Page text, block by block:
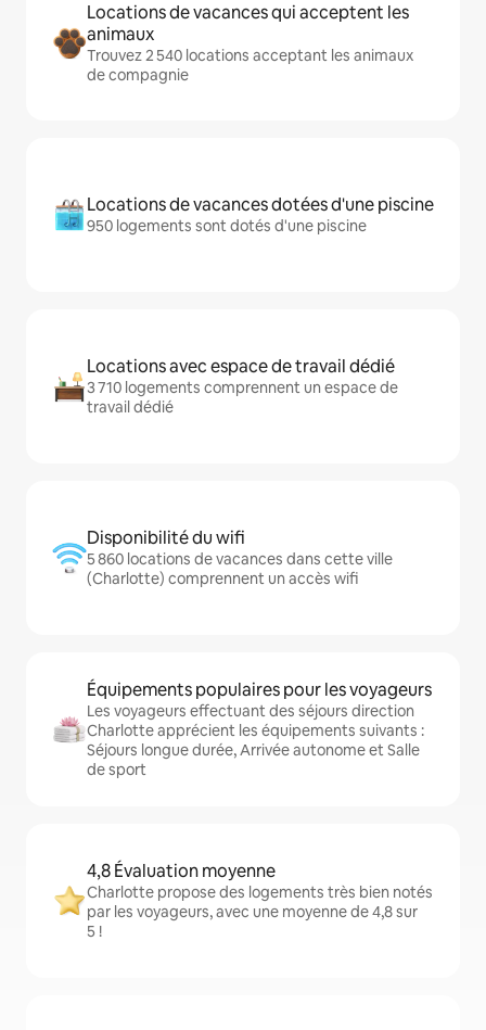
Locations de vacances qui acceptent les
animaux
Trouvez 2 540 locations acceptant les animaux
de compagnie
Locations de vacances dotées d'une piscine
950 logements sont dotés d'une piscine
Locations avec espace de travail dédié
3 710 logements comprennent un espace de
travail dédié
Disponibilité du wifi
5 860 locations de vacances dans cette ville
(Charlotte) comprennent un accès wifi
Équipements populaires pour les voyageurs
Les voyageurs effectuant des séjours direction
Charlotte apprécient les équipements suivants :
Séjours longue durée, Arrivée autonome et Salle
de sport
4,8 Évaluation moyenne
Charlotte propose des logements très bien notés
par les voyageurs, avec une moyenne de 4,8 sur
5 !